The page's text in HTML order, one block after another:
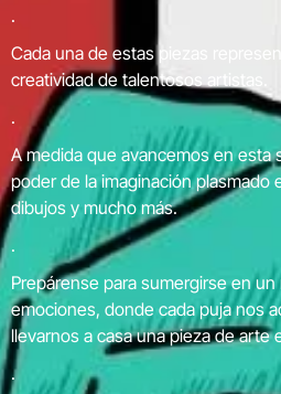
.
Cada una de estas piezas
creatividad de talentosos artistas.
.
Amedida que avancemos en esta
poder de la imaginación plasmado
dibujos y mucho más.
.
Prepárense para sumergirse en
emociones, donde cada puja nos
llevarnos a casa una pieza de arte
.